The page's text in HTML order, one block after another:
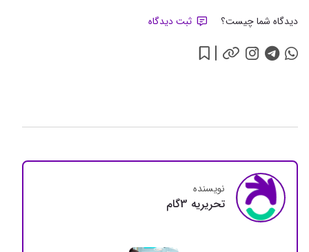
دیدگاه شما چیست؟ ثبت دیدگاه
نویسنده
تحريريه 3گام